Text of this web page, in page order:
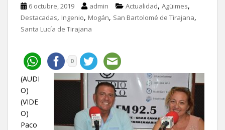
6 octubre, 2019 admin Actualidad, Agüimes,
Destacadas, Ingenio, Mogán, San Bartolomé de Tirajana,
Santa Lucía de Tirajana
0
(AUDI
O)
(VIDE
O)
Paco